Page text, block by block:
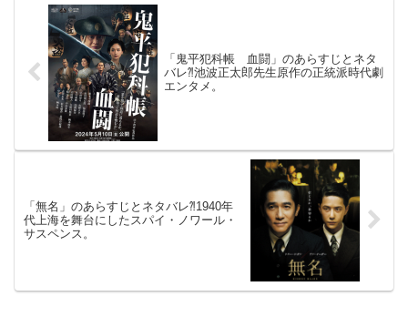
「鬼平犯科帳 血闘」のあらすじとネタ
バレ⁈池波正太郎先生原作の正統派時代劇
エンタメ。
「無名」のあらすじとネタバレ⁈1940年
代上海を舞台にしたスパイ・ノワール・
サスペンス。